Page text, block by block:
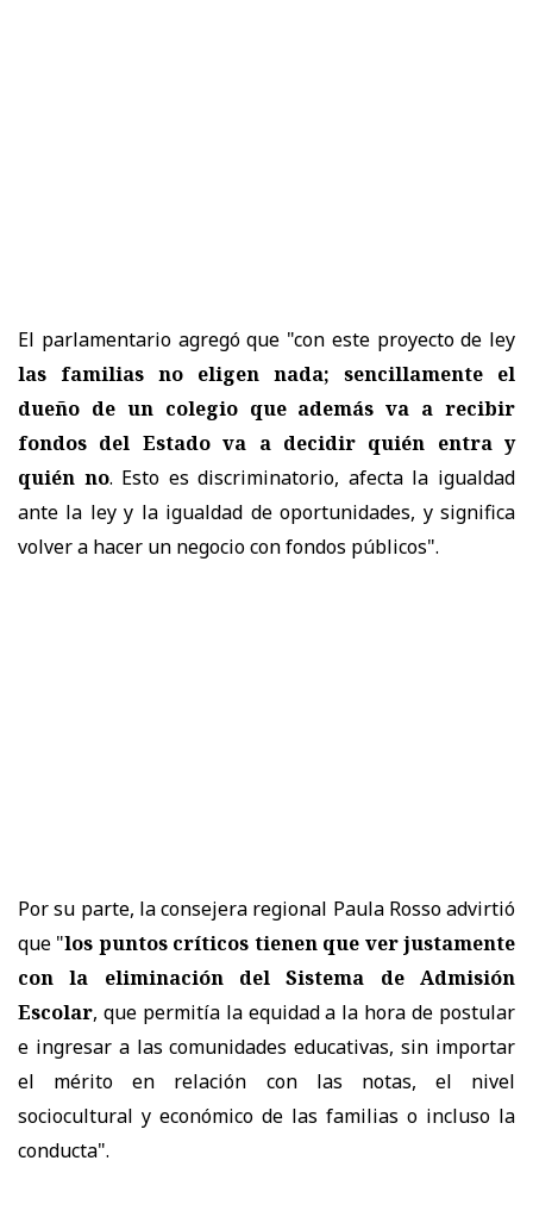
El parlamentario agregó que "con este proyecto de ley
las familias no eligen nada; sencillamente el
dueño de un colegio que además va a recibir
fondos del Estado va a decidir quién entra y
quién no. Esto es discriminatorio, afecta la igualdad
ante la ley y la igualdad de oportunidades, y significa
volver a hacer un negocio con fondos públicos".
Por su parte, la consejera regional Paula Rosso advirtió
que "los puntos críticos tienen que ver justamente
con la eliminación del Sistema de Admisión
Escolar, que permitía la equidad a la hora de postular
e ingresar a las comunidades educativas, sin importar
el mérito en relación con las notas, el nivel
sociocultural y económico de las familias o incluso la
conducta".